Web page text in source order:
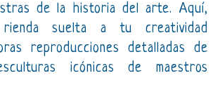
de la historia del arte. Aquí,
suelta a tu creatividad
reproducciones detalladas de
icónicas de maestros